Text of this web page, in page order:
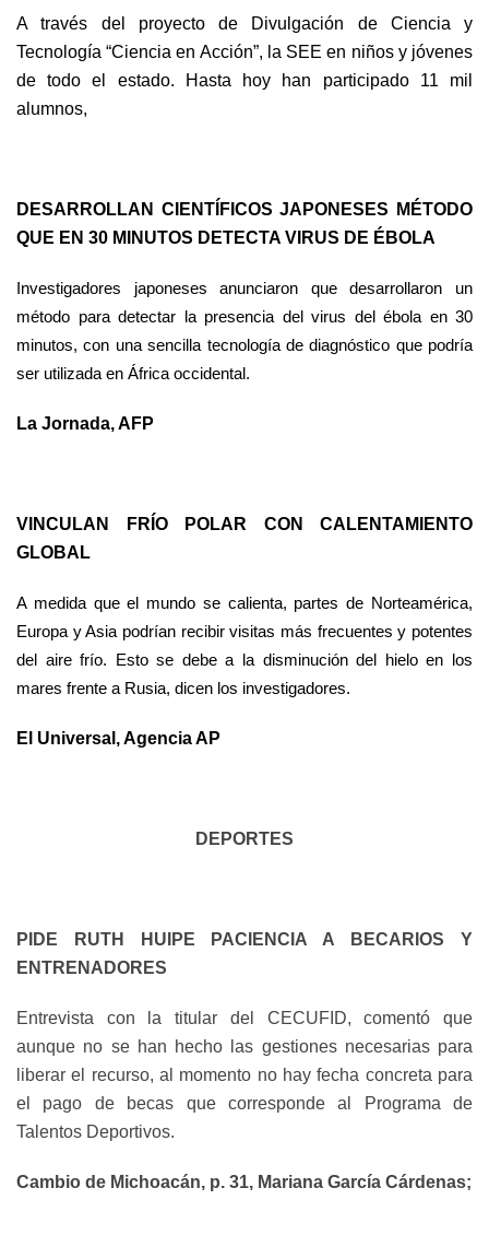
A través del proyecto de Divulgación de Ciencia y
Tecnología “Ciencia en Acción”, la SEE en niños y jóvenes
de todo el estado. Hasta hoy han participado 11 mil
alumnos,
DESARROLLAN CIENTÍFICOS JAPONESES MÉTODO
QUE EN 30 MINUTOS DETECTA VIRUS DE ÉBOLA
Investigadores japoneses anunciaron que desarrollaron un
método para detectar la presencia del virus del ébola en 30
minutos, con una sencilla tecnología de diagnóstico que podría
ser utilizada en África occidental.
La Jornada, AFP
VINCULAN FRÍO POLAR CON CALENTAMIENTO
GLOBAL
A medida que el mundo se calienta, partes de Norteamérica,
Europa y Asia podrían recibir visitas más frecuentes y potentes
del aire frío. Esto se debe a la disminución del hielo en los
mares frente a Rusia, dicen los investigadores.
El Universal, Agencia AP
DEPORTES
PIDE RUTH HUIPE PACIENCIA A BECARIOS Y
ENTRENADORES
Entrevista con la titular del CECUFID, comentó que
aunque no se han hecho las gestiones necesarias para
liberar el recurso, al momento no hay fecha concreta para
el pago de becas que corresponde al Programa de
Talentos Deportivos.
Cambio de Michoacán, p. 31, Mariana García Cárdenas;